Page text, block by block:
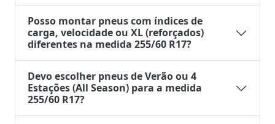
Posso montar pneus com índices de
carga, velocidade ou XL (reforçados)
diferentes na medida 255/60 R17?
Devo escolher pneus de Verão ou 4
Estações (All Season) para a medida
255/60 R17?